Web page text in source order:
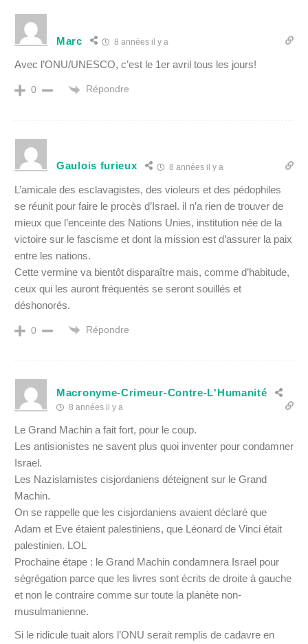
Marc 8 années il y a
Avec l’ONU/UNESCO, c’est le 1er avril tous les jours!
0 Répondre
Gaulois furieux 8 années il y a
L’amicale des esclavagistes, des violeurs et des pédophiles
se réunit pour faire le procès d’Israel. il n’a rien de trouver de
mieux que l’enceinte des Nations Unies, institution née de la
victoire sur le fascisme et dont la mission est d’assurer la paix
entre les nations.
Cette vermine va bientôt disparaître mais, comme d’habitude,
ceux qui les auront fréquentés se seront souillés et
déshonorés.
0 Répondre
Macronyme-Crimeur-Contre-L'Humanité
8 années il y a
Le Grand Machin a fait fort, pour le coup.
Les antisionistes ne savent plus quoi inventer pour condamner
Israel.
Les Nazislamistes cisjordaniens déteignent sur le Grand
Machin.
On se rappelle que les cisjordaniens avaient déclaré que
Adam et Eve étaient palestiniens, que Léonard de Vinci était
palestinien. LOL
Prochaine étape : le Grand Machin condamnera Israel pour
ségrégation parce que les livres sont écrits de droite à gauche
et non le contraire comme sur toute la planète non-
musulmanienne.
Si le ridicule tuait alors l’ONU serait remplis de cadavre en